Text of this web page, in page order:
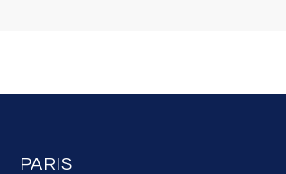
PARIS